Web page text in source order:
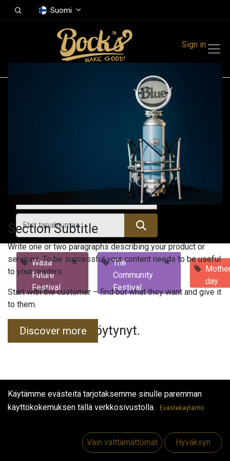
Suomi
Sign in
Kaikki tapahtumat
Wasa
Future
Festival
×
The
Community
Festival
×
day
Tapahtumia ei löytynyt.
Hyödyllisiä linkkejä
Section Subtitle
Write one or two paragraphs describing your product or
services. To be successful your content needs to be useful
to your readers.
Start with the customer – find out what they want and give it
to them.
Discover more
Käytämme evästeitä tarjotaksemme sinulle paremman
käyttökokemuksen tällä verkkosivustolla.
Evästekäytäntö
Vain välttämättömät Hyväksyn